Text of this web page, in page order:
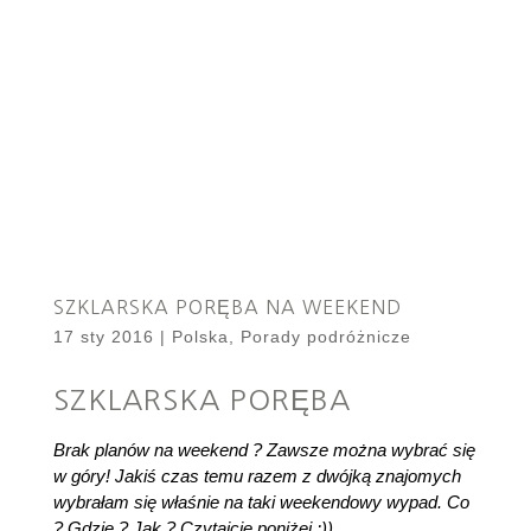
SZKLARSKA PORĘBA NA WEEKEND
17 sty 2016 | Polska, Porady podróżnicze
SZKLARSKA PORĘBA
Brak planów na weekend ? Zawsze można wybrać się
w góry! Jakiś czas temu razem z dwójką znajomych
wybrałam się właśnie na taki weekendowy wypad. Co